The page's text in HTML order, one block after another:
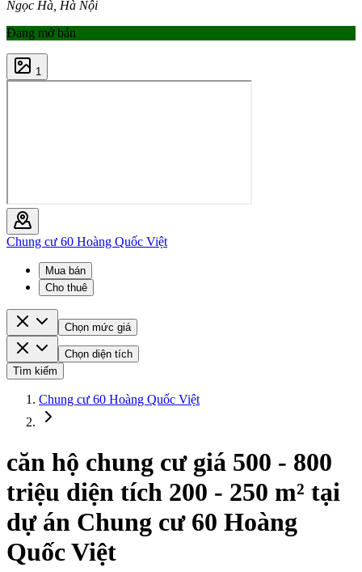
Ngọc Hà, Hà Nội
Đang mở bán
1
Chung cư 60 Hoàng Quốc Việt
Mua bán
Cho thuê
Chọn mức giá
Chọn diện tích
Tìm kiếm
Chung cư 60 Hoàng Quốc Việt
căn hộ chung cư giá 500 - 800
triệu diện tích 200 - 250 m² tại
dự án Chung cư 60 Hoàng
Quốc Việt